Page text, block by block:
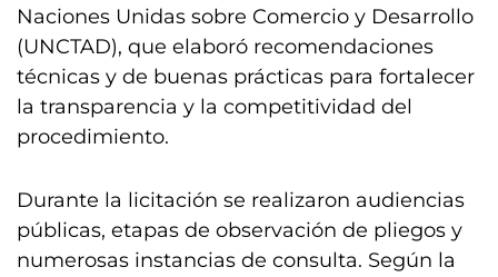
Naciones Unidas sobre Comercio y Desarrollo
(UNCTAD), que elaboró recomendaciones
técnicas y de buenas prácticas para fortalecer
la transparencia y la competitividad del
procedimiento.
Durante la licitación se realizaron audiencias
públicas, etapas de observación de pliegos y
numerosas instancias de consulta. Según la